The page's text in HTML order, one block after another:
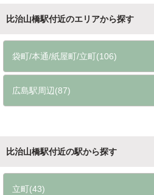
比治山橋駅付近のエリアから探す
袋町/本通/紙屋町/立町(106)
広島駅周辺(87)
比治山橋駅付近の駅から探す
立町(43)